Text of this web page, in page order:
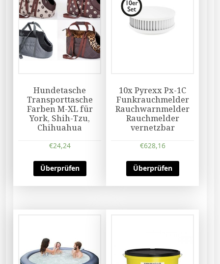
Hundetasche
Transporttasche
Farben M-XL für
York, Shih-Tzu,
Chihuahua
€24,24
Überprüfen
10x Pyrexx Px-1C
Funkrauchmelder
Rauchwarnmelder
Rauchmelder
vernetzbar
€628,16
Überprüfen